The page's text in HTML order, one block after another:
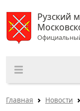
Рузский
Главная Новости